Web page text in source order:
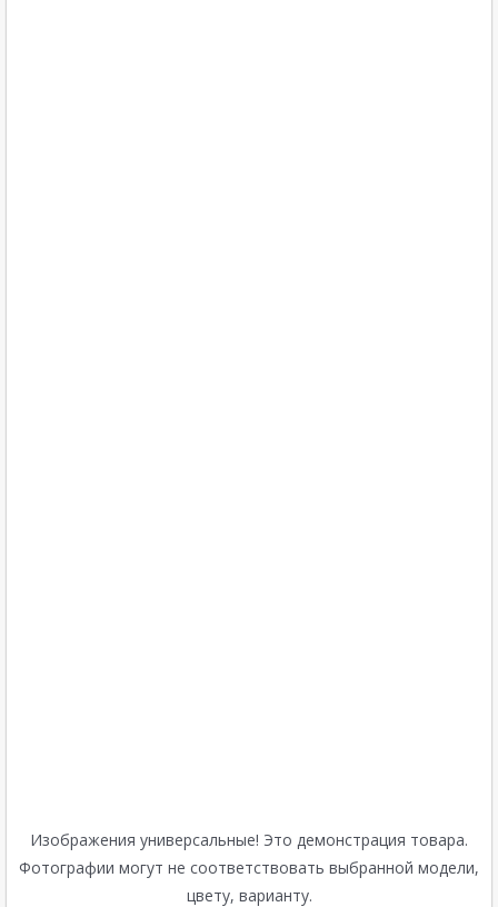
Изображения универсальные! Это демонстрация товара.
Фотографии могут не соответствовать выбранной модели,
цвету, варианту.